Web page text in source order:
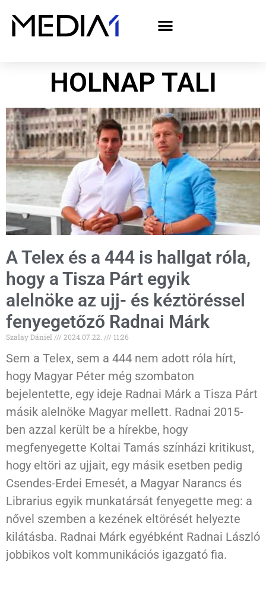
HOLNAP TALI
A Telex és a 444 is hallgat róla,
hogy a Tisza Párt egyik
alelnöke az ujj- és kéztöréssel
fenyegetőző Radnai Márk
Szalay Dániel 2024.07.22. 11:26
Sem a Telex, sem a 444 nem adott róla hírt,
hogy Magyar Péter még szombaton
bejelentette, egy ideje Radnai Márk a Tisza Párt
másik alelnöke Magyar mellett. Radnai 2015-
ben azzal került be a hírekbe, hogy
megfenyegette Koltai Tamás színházi kritikust,
hogy eltöri az ujjait, egy másik esetben pedig
Csendes-Erdei Emesét, a Magyar Narancs és
Librarius egyik munkatársát fenyegette meg: a
nővel szemben a kezének eltörését helyezte
kilátásba. Radnai Márk egyébként Radnai László
jobbikos volt kommunikációs igazgató fia.